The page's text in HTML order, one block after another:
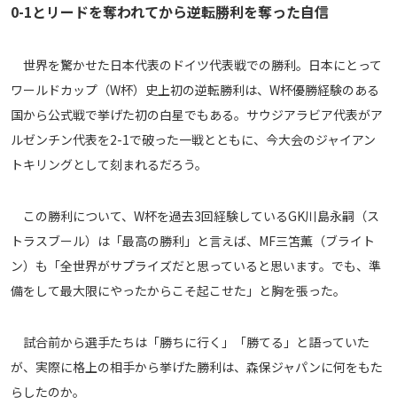
ABEMAの視聴について
Web
TV
メディアアライアンス
0-1とリードを奪われてから逆転勝利を奪った自信
世界を驚かせた日本代表のドイツ代表戦での勝利。日本にとって
ワールドカップ（W杯）史上初の逆転勝利は、W杯優勝経験のある
国から公式戦で挙げた初の白星でもある。サウジアラビア代表がア
ルゼンチン代表を2-1で破った一戦とともに、今大会のジャイアン
トキリングとして刻まれるだろう。
この勝利について、W杯を過去3回経験しているGK川島永嗣（ス
トラスブール）は「最高の勝利」と言えば、MF三笘薫（ブライト
ン）も「全世界がサプライズだと思っていると思います。でも、準
備をして最大限にやったからこそ起こせた」と胸を張った。
試合前から選手たちは「勝ちに行く」「勝てる」と語っていた
が、実際に格上の相手から挙げた勝利は、森保ジャパンに何をもた
らしたのか。